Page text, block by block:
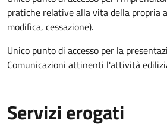
pratiche relative alla vita della propria
modifica, cessazione).
Unico punto di accesso per la
Comunicazioni attinenti l'attività
Servizi erogati